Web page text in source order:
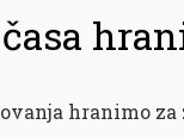
hranimo za